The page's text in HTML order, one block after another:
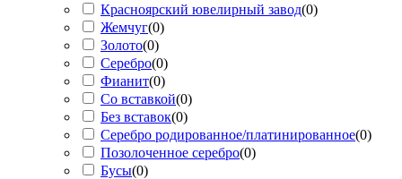
Красноярский ювелирный завод(0)
Жемчуг(0)
Золото(0)
Серебро(0)
Фианит(0)
Со вставкой(0)
Без вставок(0)
Серебро родированное/платинированное(0)
Позолоченное серебро(0)
Бусы(0)